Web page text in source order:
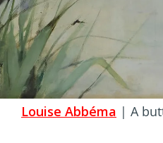
Louise Abbéma | A